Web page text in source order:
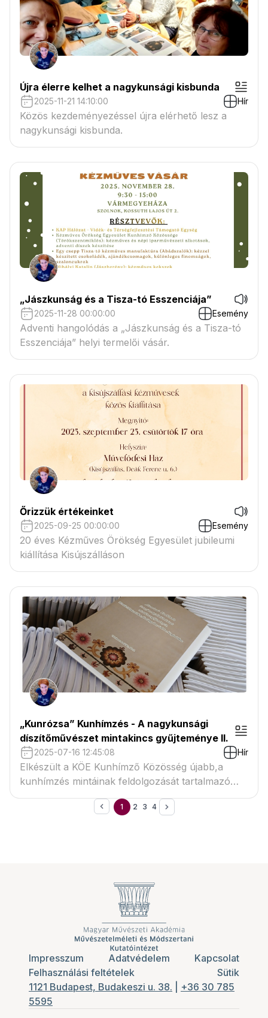
Újra élerre kelhet a nagykunsági kisbunda
2025-11-21 14:10:00 Hír
Közös kezdeményezéssel újra elérhető lesz a
nagykunsági kisbunda.
„Jászkunság és a Tisza-tó Esszenciája”
2025-11-28 00:00:00 Esemény
Adventi hangolódás a „Jászkunság és a Tisza-tó
Esszenciája” helyi termelői vásár.
Őrizzük értékeinket
2025-09-25 00:00:00 Esemény
20 éves Kézműves Örökség Egyesület jubileumi
kiállítása Kisújszálláson
„Kunrózsa” Kunhímzés - A nagykunsági
díszítőművészet mintakincs gyűjteménye II.
2025-07-16 12:45:08 Hír
Elkészült a KÖE Kunhímző Közösség újabb,a
kunhímzés mintáinak feldolgozását tartalmazó
kiadvány.
1 2 3 4
Impresszum Adatvédelem
Kapcsolat
Felhasználási feltételek
Sütik
1121 Budapest, Budakeszi u. 38.
+36 30 785
5595